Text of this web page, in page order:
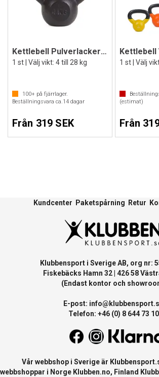
Kettlebell Pulverlackerad Sport-Thieme
1 st | Välj vikt: 4 till 28 kg
100+ på fjärrlager.
Beställningsvara ca.14 dagar
Från 319 SEK
1 st | Välj
(estimat)
Från
Kundcenter Paketspårning Retur
Klubbensport i Sverige AB, org nr:
Fiskebäcks Hamn 32 | 426 58
(Endast kontor och
E-post:
Telefon: +46 (0) 8 644 73 10
Vår webbshop i Sverige är
webbshoppar i Norge Klubben.no, Finland